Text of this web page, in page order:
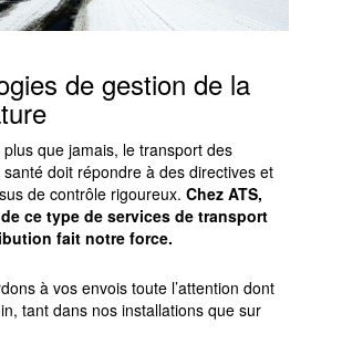
de gestion de la
plus que jamais, le transport des
doit répondre à des directives et
de contrôle rigoureux. Chez ATS,
ce type de services de transport
fait notre force.
à vos envois toute l’attention dont
tant dans nos installations que sur